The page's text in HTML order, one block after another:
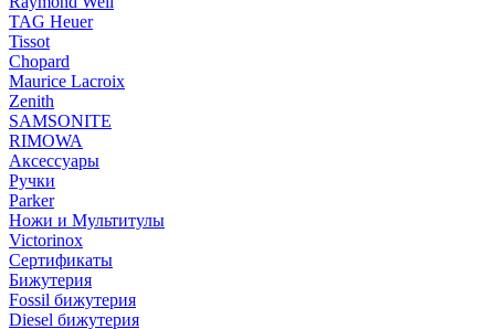
TAG Heuer
Tissot
Chopard
Maurice Lacroix
Zenith
SAMSONITE
RIMOWA
Аксессуары
Ручки
Parker
Ножи и Мультитулы
Victorinox
Сертификаты
Бижутерия
Fossil бижутерия
Diesel бижутерия